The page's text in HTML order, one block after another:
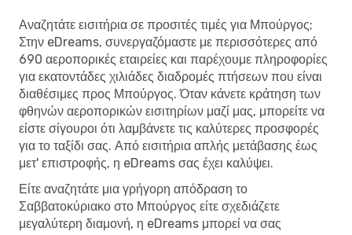
Αναζητάτε εισιτήρια σε προσιτές τιμές για Μπούργος;
Στην eDreams, συνεργαζόμαστε με περισσότερες από
690 αεροπορικές εταιρείες και παρέχουμε πληροφορίες
για εκατοντάδες χιλιάδες διαδρομές πτήσεων που είναι
διαθέσιμες προς Μπούργος. Όταν κάνετε κράτηση των
φθηνών αεροπορικών εισιτηρίων μαζί μας, μπορείτε να
είστε σίγουροι ότι λαμβάνετε τις καλύτερες προσφορές
για το ταξίδι σας. Από εισιτήρια απλής μετάβασης έως
μετ' επιστροφής, η eDreams σας έχει καλύψει.
Είτε αναζητάτε μια γρήγορη απόδραση το
Σαββατοκύριακο στο Μπούργος είτε σχεδιάζετε
μεγαλύτερη διαμονή, η eDreams μπορεί να σας